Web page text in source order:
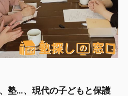
塾…、現代の子どもと保護